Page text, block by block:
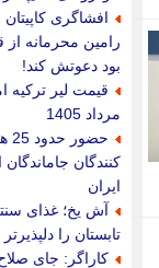
افشاگری
رامین محرمانه از
بود دعوتش کند!
مرداد 1405
کنندگان جاماندگان
ایران
آش یخ؛ غذای
تابستان را
کاراگر: جای